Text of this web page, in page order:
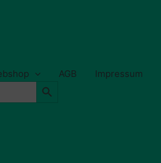
AGB Impressum
Search Button